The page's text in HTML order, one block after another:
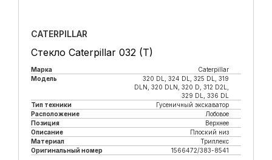
CATERPILLAR
Стекло Caterpillar 032 (T)
Марка
Caterpillar
Модель
320 DL, 324 DL, 325 DL, 319
DLN, 320 DLN, 320 D, 312 D2L,
329 DL, 336 DL
Тип техники
Гусеничный экскаватор
Расположение
Лобовое
Позиция
Верхнее
Описание
Плоский низ
Материал
Триплекс
Оригинальный номер
1566472/383-8541